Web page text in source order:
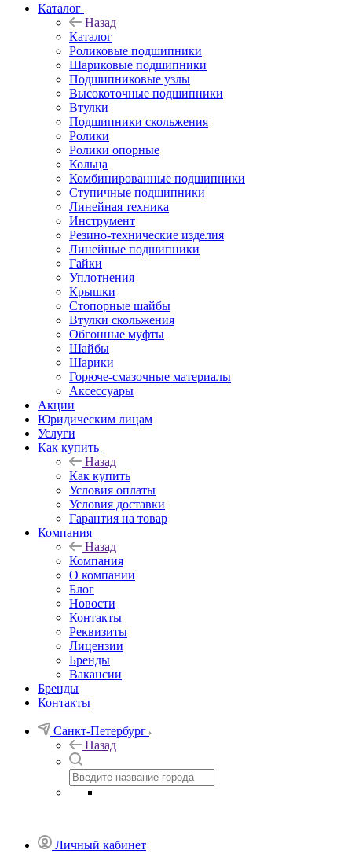
Каталог
Назад
Каталог
Роликовые подшипники
Шариковые подшипники
Подшипниковые узлы
Высокоточные подшипники
Втулки
Подшипники скольжения
Ролики
Ролики опорные
Кольца
Комбинированные подшипники
Ступичные подшипники
Линейная техника
Инструмент
Резино-технические изделия
Линейные подшипники
Гайки
Уплотнения
Крышки
Стопорные шайбы
Втулки скольжения
Обгонные муфты
Шайбы
Шарики
Горюче-смазочные материалы
Аксессуары
Акции
Юридическим лицам
Услуги
Как купить
Назад
Как купить
Условия оплаты
Условия доставки
Гарантия на товар
Компания
Назад
Компания
О компании
Блог
Новости
Контакты
Реквизиты
Лицензии
Бренды
Вакансии
Бренды
Контакты
Санкт-Петербург
Назад
Личный кабинет